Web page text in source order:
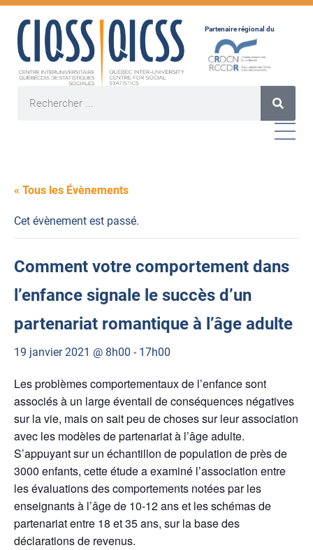
Partenaire régional du
« Tous les Évènements
Cet évènement est passé.
Comment votre comportement dans
l’enfance signale le succès d’un
partenariat romantique à l’âge adulte
19 janvier 2021 @ 8h00 - 17h00
Les problèmes comportementaux de l’enfance sont
associés à un large éventail de conséquences négatives
sur la vie, mais on sait peu de choses sur leur association
avec les modèles de partenariat à l’âge adulte.
S’appuyant sur un échantillon de population de près de
3000 enfants, cette étude a examiné l’association entre
les évaluations des comportements notées par les
enseignants à l’âge de 10-12 ans et les schémas de
partenariat entre 18 et 35 ans, sur la base des
déclarations de revenus.